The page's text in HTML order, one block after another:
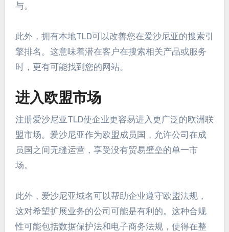
与。
此外，拥有本地TLD可以改善您在爱沙尼亚的搜索引
擎排名。这意味着潜在客户在搜索相关产品或服务
时，更有可能找到您的网站。
进入欧盟市场
注册爱沙尼亚TLD使企业更容易进入更广泛的欧洲联
盟市场。爱沙尼亚作为欧盟成员国，允许公司在成
员国之间无缝运营，享受没有贸易壁垒的单一市
场。
此外，爱沙尼亚域名可以帮助企业遵守欧盟法规，
这对希望扩展业务的公司可能是有利的。这种合规
性可能包括数据保护法和电子商务法规，使得在整